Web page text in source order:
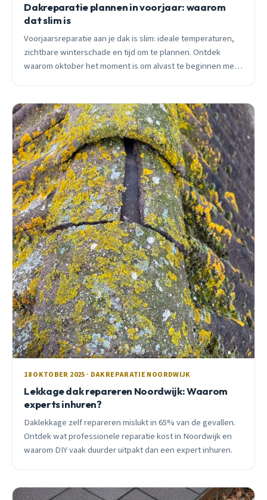
Dakreparatie plannen in voorjaar: waarom
dat slim is
Voorjaarsreparatie aan je dak is slim: ideale temperaturen,
zichtbare winterschade en tijd om te plannen. Ontdek
waarom oktober het moment is om alvast te beginnen met
18 OKTOBER 2025 · DAKREPARATIE NOORDWIJK
Lekkage dak repareren Noordwijk: Waarom
experts inhuren?
Daklekkage zelf repareren mislukt in 65% van de gevallen.
Ontdek wat professionele reparatie kost in Noordwijk en
waarom DIY vaak duurder uitpakt dan een expert inhuren.